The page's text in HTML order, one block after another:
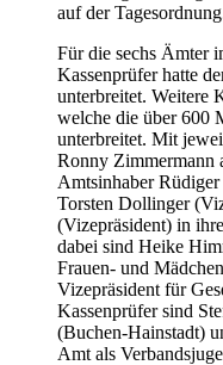
auf der
Für die sechs Ämter
Kassenprüfer hatte
unterbreitet. Weitere
welche die über 600
unterbreitet. Mit
Ronny Zimmermann
Amtsinhaber
Torsten Dollinger
(Vizepräsident) in
dabei sind Heike
Frauen- und
Vizepräsident für
Kassenprüfer sind
(Buchen-Hainstadt)
Amt als